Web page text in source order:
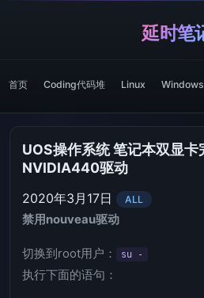
延时笔
首页 Coding代码堆 Linux Windows
UOS操作系统 笔记本双显卡
NVIDIA440驱动
2020年3月17日 ALL
禁用nouveau驱动
切换到root用户： su -
执行下面的语句：